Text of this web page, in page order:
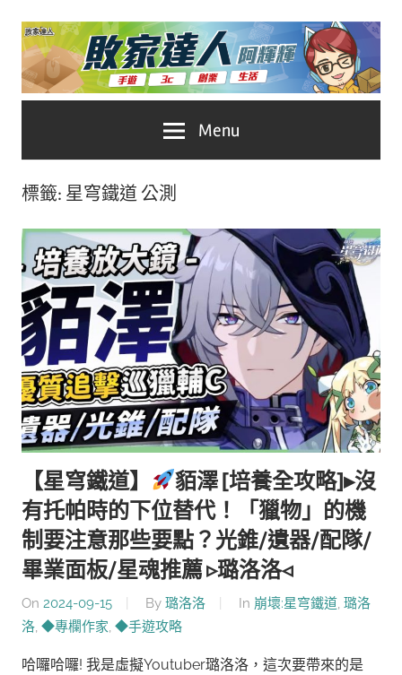
Skip
content
家
人
推
薦
No.1
遊
戲
科
技
自
媒
體。
Menu
標籤: 星穹鐵道 公測
【星穹鐵道】
貊澤 [培養全攻略]▸沒
有托帕時的下位替代！「獵物」的機
制要注意那些要點？光錐/遺器/配隊/
畢業面板/星魂推薦 ▹璐洛洛◃
On 2024-09-15 By 璐洛洛 In 崩壞:星穹鐵道, 璐洛
洛, ◆專欄作家, ◆手遊攻略
哈囉哈囉! 我是虛擬Youtuber璐洛洛，這次要帶來的是